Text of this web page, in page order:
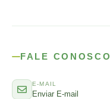
FALE CONOSCO
E-MAIL
Enviar E-mail